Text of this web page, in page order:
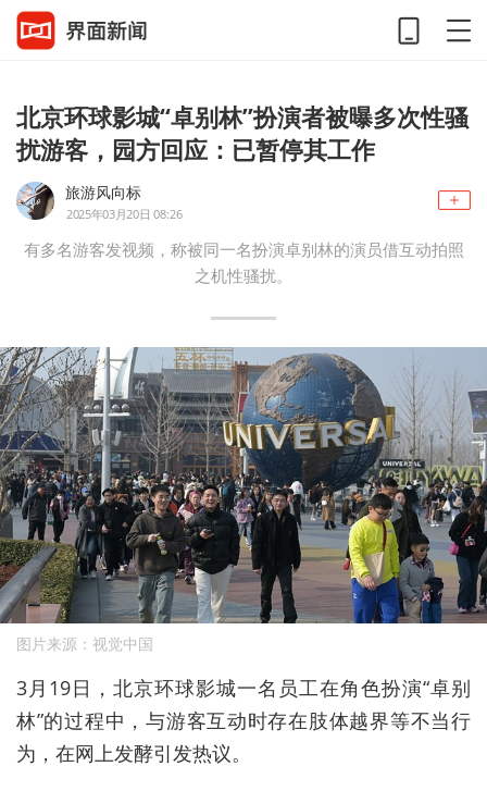
北京环球影城“卓别林”扮演者被曝多次性骚
扰游客，园方回应：已暂停其工作
旅游风向标
2025年03月20日 08:26
有多名游客发视频，称被同一名扮演卓别林的演员借互动拍照
之机性骚扰。
图片来源：视觉中国
3月19日，北京环球影城一名员工在角色扮演“卓别
林”的过程中，与游客互动时存在肢体越界等不当行
为，在网上发酵引发热议。